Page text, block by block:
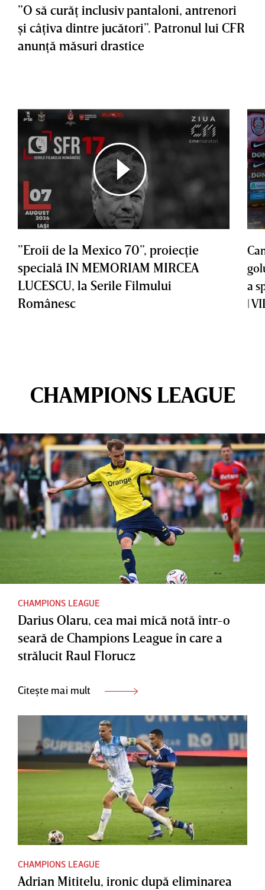
”O să curăţ inclusiv pantaloni, antrenori
şi câţiva dintre jucători”. Patronul lui CFR
anunţă măsuri drastice
”Eroii de la Mexico 70”, proiecţie
specială IN MEMORIAM MIRCEA
LUCESCU, la Serile Filmului
Românesc
a
|
CHAMPIONS LEAGUE
CHAMPIONS LEAGUE
Darius Olaru, cea mai mică notă într-o
seară de Champions League în care a
strălucit Raul Florucz
Citește mai mult
CHAMPIONS LEAGUE
Adrian Mititelu, ironic după eliminarea